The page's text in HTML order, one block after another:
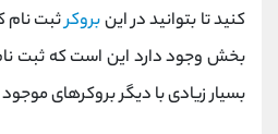
کنید تا بتوانید در اینبروکرثبت نام
بخش وجود دارد این است که ثبت
بسیار زیادی با دیگر بروکرهای موجود